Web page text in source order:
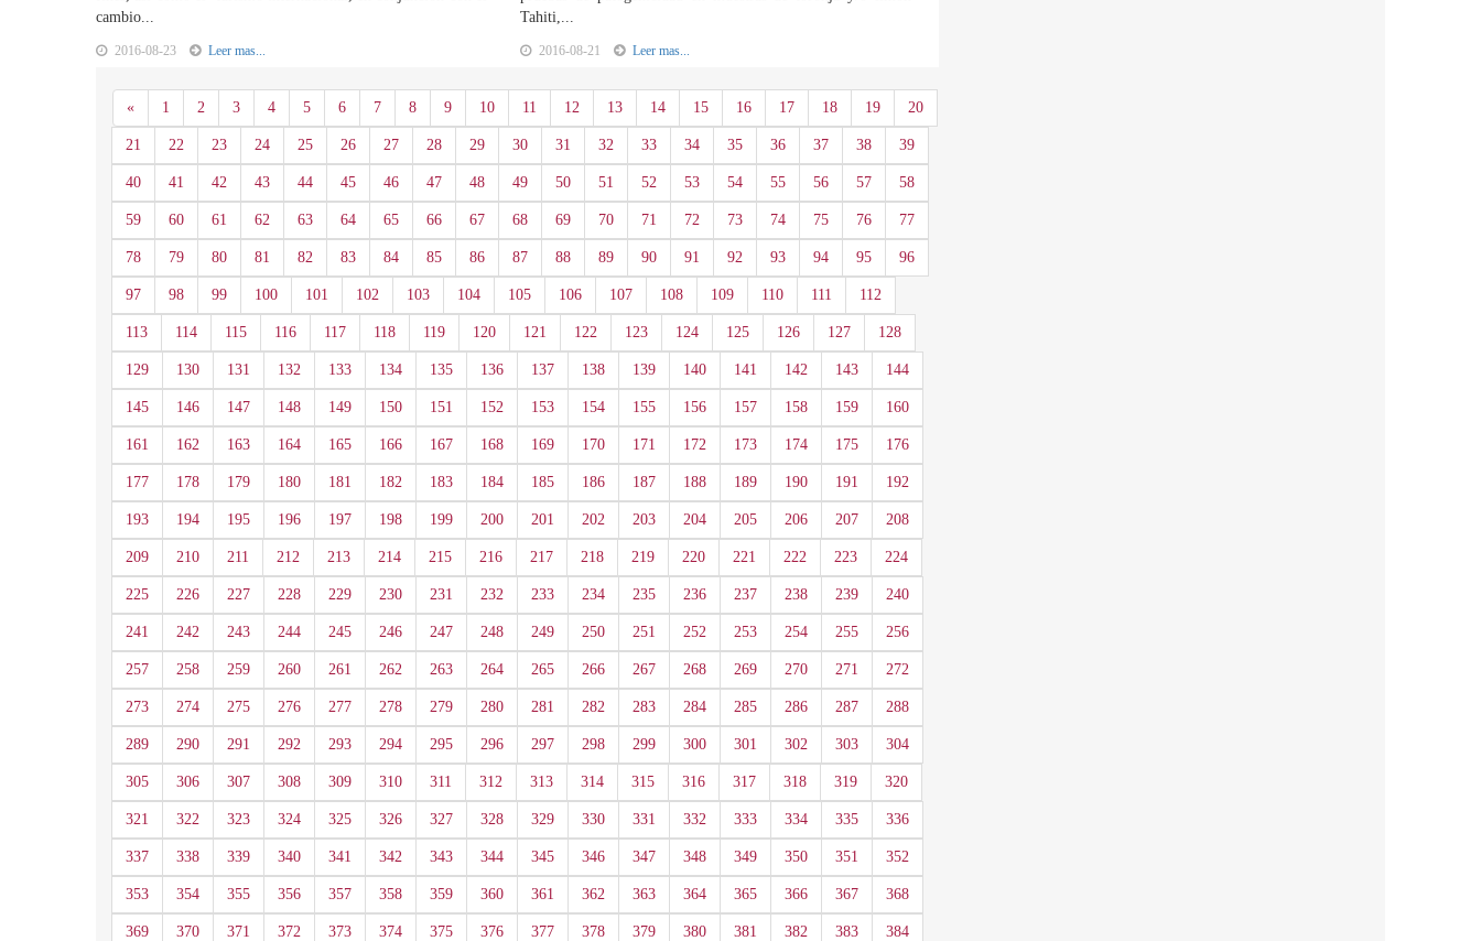
cambio...
2016-08-23 Leer mas...
Tahiti,...
2016-08-21 Leer mas...
«Anterior
1 2 3 4 5 6 7 8 9 10 11 12 13 14 15 16 17 18 19 20
21 22 23 24 25 26 27 28 29 30 31 32 33 34 35 36 37 38 39
40 41 42 43 44 45 46 47 48 49 50 51 52 53 54 55 56 57 58
59 60 61 62 63 64 65 66 67 68 69 70 71 72 73 74 75 76 77
78 79 80 81 82 83 84 85 86 87 88 89 90 91 92 93 94 95 96
97 98 99 100 101 102 103 104 105 106 107 108 109 110 111 112
113 114 115 116 117 118 119 120 121 122 123 124 125 126 127 128
129 130 131 132 133 134 135 136 137 138 139 140 141 142 143 144
145 146 147 148 149 150 151 152 153 154 155 156 157 158 159 160
161 162 163 164 165 166 167 168 169 170 171 172 173 174 175 176
177 178 179 180 181 182 183 184 185 186 187 188 189 190 191 192
193 194 195 196 197 198 199 200 201 202 203 204 205 206 207 208
209 210 211 212 213 214 215 216 217 218 219 220 221 222 223 224
225 226 227 228 229 230 231 232 233 234 235 236 237 238 239 240
241 242 243 244 245 246 247 248 249 250 251 252 253 254 255 256
257 258 259 260 261 262 263 264 265 266 267 268 269 270 271 272
273 274 275 276 277 278 279 280 281 282 283 284 285 286 287 288
289 290 291 292 293 294 295 296 297 298 299 300 301 302 303 304
305 306 307 308 309 310 311 312 313 314 315 316 317 318 319 320
321 322 323 324 325 326 327 328 329 330 331 332 333 334 335 336
337 338 339 340 341 342 343 344 345 346 347 348 349 350 351 352
353 354 355 356 357 358 359 360 361 362 363 364 365 366 367 368
369 370 371 372 373 374 375 376 377 378 379 380 381 382 383 384